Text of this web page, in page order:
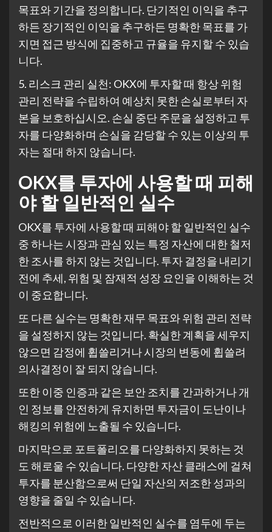
목표와 기간을 정의합니다. 단기적인 이익을 추구
하든 장기적인 이익을 추구하든 명확한 목표를 가
지면 접근 방식에 집중하고 규율을 유지할 수 있습
니다.
5. 리스크 관리 실천: OKX에 투자할 때 항상 위험
관리 전략을 수립하여 예상치 못한 손실로부터 자
본을 보호하십시오. 손실 중단 주문을 설정하고 투
자를 다양화하며 손실을 감당할 수 있는 이상의 투
자는 절대 하지 않습니다.
OKX를 투자에 사용할 때 피해
야 할 일반적인 실수
OKX를 투자에 사용할 때 피해야 할 일반적인 실수
중 하나는 시장과 관심 있는 특정 자산에 대한 철저
한 조사를 하지 않는 것입니다. 투자 결정을 내리기
전에 추세, 위험 및 잠재적 성장 요인을 이해하는 것
이 중요합니다.
또 다른 실수는 명확한 재무 목표와 위험 관리 전략
을 설정하지 않는 것입니다. 확실한 계획을 세우지
않으면 감정에 휩쓸리거나 시장의 변동에 휩쓸려
의사결정이 잘 되지 않습니다.
또한 이중 인증과 같은 보안 조치를 간과하거나 개
인 정보를 안전하게 유지하면 투자금이 도난이나
해킹의 위험에 노출될 수 있습니다.
마지막으로 포트폴리오를 다양화하지 못하는 것
도 해로울 수 있습니다. 다양한 자산 클래스에 걸쳐
투자를 분산함으로써 단일 자산의 저조한 성과의
영향을 줄일 수 있습니다.
전반적으로 이러한 일반적인 실수를 염두에 두는